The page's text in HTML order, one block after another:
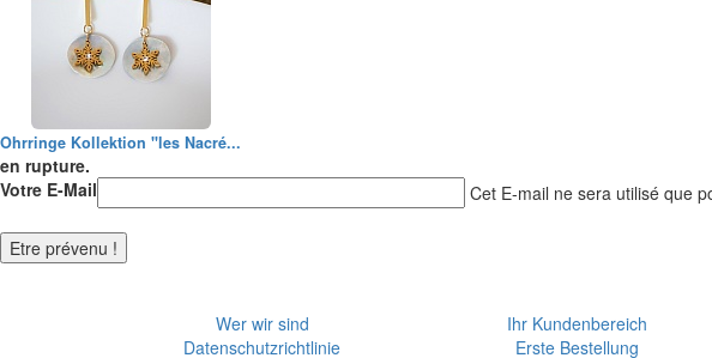
Ohrringe Kollektion "les Nacré...
en rupture.
Votre E-Mail
Cet E-mail ne sera utilisé que
Wer wir sind
Datenschutzrichtlinie
Ihr Kundenbereich
Erste Bestellung